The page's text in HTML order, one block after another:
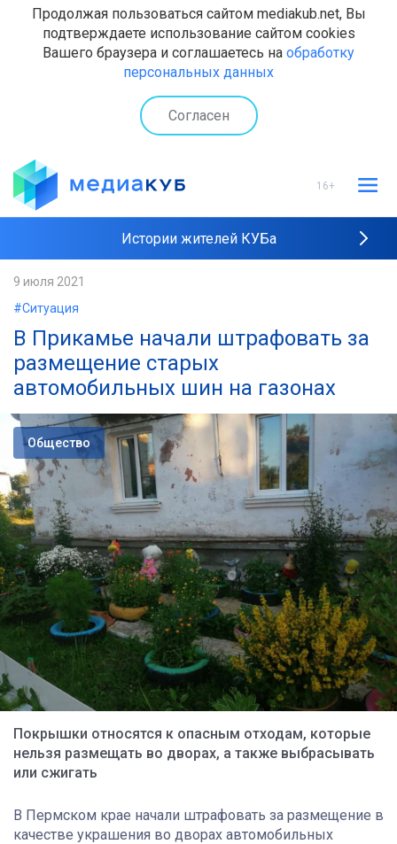
Продолжая пользоваться сайтом mediakub.net, Вы
подтверждаете использование сайтом cookies
Вашего браузера и соглашаетесь на обработку
персональных данных
Согласен
16+
Истории жителей КУБа
9 июля 2021
#Ситуация
В Прикамье начали штрафовать за
размещение старых
автомобильных шин на газонах
Общество
Покрышки относятся к опасным отходам, которые
нельзя размещать во дворах, а также выбрасывать
или сжигать
В Пермском крае начали штрафовать за размещение в
качестве украшения во дворах автомобильных